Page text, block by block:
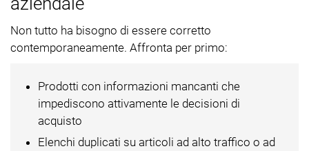
Non tutto ha bisogno di essere corretto
contemporaneamente. Affronta per primo:
Prodotti con informazioni mancanti che
impediscono attivamente le decisioni di
acquisto
Elenchi duplicati su articoli ad alto traffico o ad